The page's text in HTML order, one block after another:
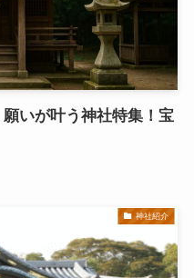
いが叶う神社特集！宝
神社紹介